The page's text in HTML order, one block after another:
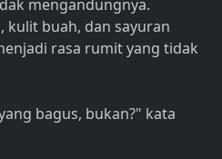
mengandungnya.
kulit buah, dan sayuran
rasa rumit yang tidak
bagus, bukan?" kata